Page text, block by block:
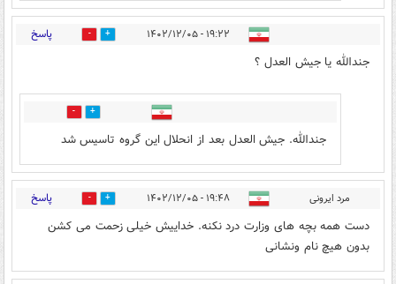
۱۹:۲۲ - ۱۴۰۲/۱۲/۰۵ 1 پاسخ
جندالله یا جیش العدل ؟
0
جندالله. جیش العدل بعد از انحلال این گروه تاسیس شد
مرد ایرونی ۱۹:۴۸ - ۱۴۰۲/۱۲/۰۵ 3 پاسخ
دست همه بچه های وزارت درد نکنه. خداییش خیلی زحمت می کشن
بدون هیچ نام ونشانی